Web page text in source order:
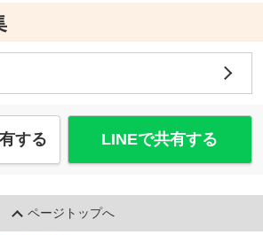
する LINEで共有する
ページトップへ